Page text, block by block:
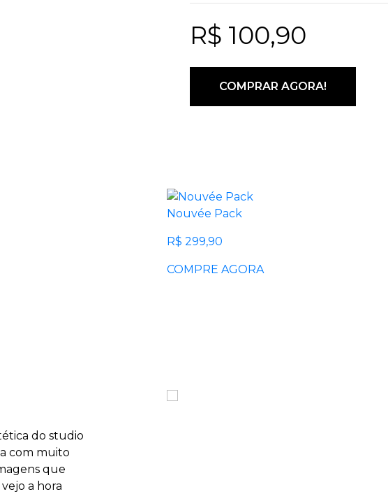
R$ 100,90
COMPRAR AGORA!
Nouvée Pack
R$ 299,90
COMPRE AGORA
do studio
com muito
que
a hora